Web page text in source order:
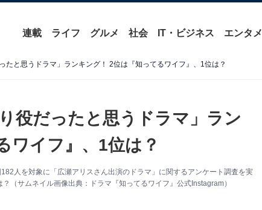
連載 ライフ グルメ 社会 IT・ビジネス エンタメ
たと思うドラマ」ランキング！ 2位は『知ってるワイフ』、1位は？
役だったと思うドラマ」ラン
ワイフ』、1位は？
人を対象に「広瀬アリスさん出演のドラマ」に関するアンケート調査を実
（サムネイル画像出典：ドラマ『知ってるワイフ』公式Instagram）